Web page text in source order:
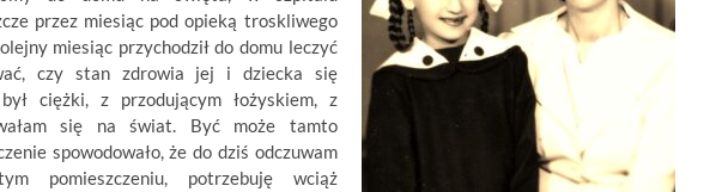
przez miesiąc pod opieką troskliwego
miesiąc przychodził do domu leczyć
czy stan zdrowia jej i dziecka się
ciężki, z przodującym łożyskiem, z
się na świat. Być może tamto
spowodowało, że do dziś odczuwam
pomieszczeniu, potrzebuję wciąż